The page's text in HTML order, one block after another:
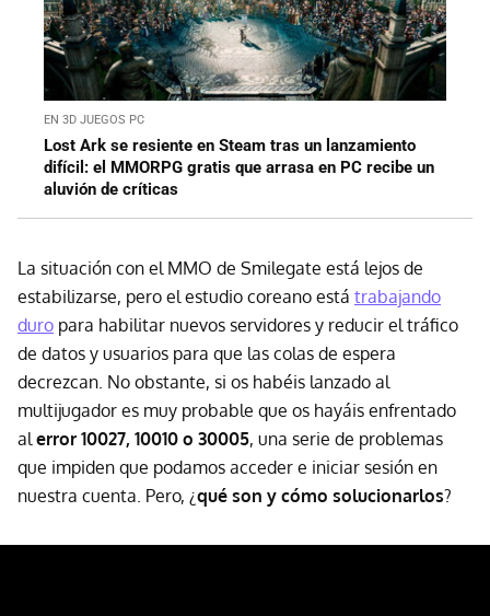
EN 3D JUEGOS PC
Lost Ark se resiente en Steam tras un lanzamiento
difícil: el MMORPG gratis que arrasa en PC recibe un
aluvión de críticas
La situación con el MMO de Smilegate está lejos de
estabilizarse, pero el estudio coreano está trabajando
duro para habilitar nuevos servidores y reducir el tráfico
de datos y usuarios para que las colas de espera
decrezcan. No obstante, si os habéis lanzado al
multijugador es muy probable que os hayáis enfrentado
al error 10027, 10010 o 30005, una serie de problemas
que impiden que podamos acceder e iniciar sesión en
nuestra cuenta. Pero, ¿qué son y cómo solucionarlos?